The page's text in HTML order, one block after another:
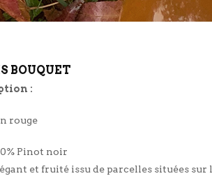
BOUQUET
:
rouge
Pinot noir
et fruité issu de parcelles situées sur